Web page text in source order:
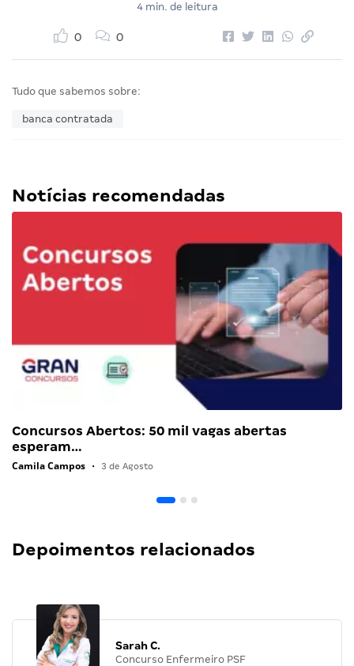
4 min. de leitura
0 0
Tudo que sabemos sobre:
banca contratada
Notícias recomendadas
Concursos Abertos: 50 mil vagas abertas
esperam…
Camila Campos • 3 de Agosto
Depoimentos relacionados
Sarah C.
Concurso Enfermeiro PSF